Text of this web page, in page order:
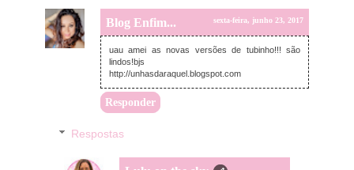
Blog Enfim... sexta-feira, junho 23, 2017
uau amei as novas versões de tubinho!!! são
lindos!bjs
http://unhasdaraquel.blogspot.com
Responder
Respostas